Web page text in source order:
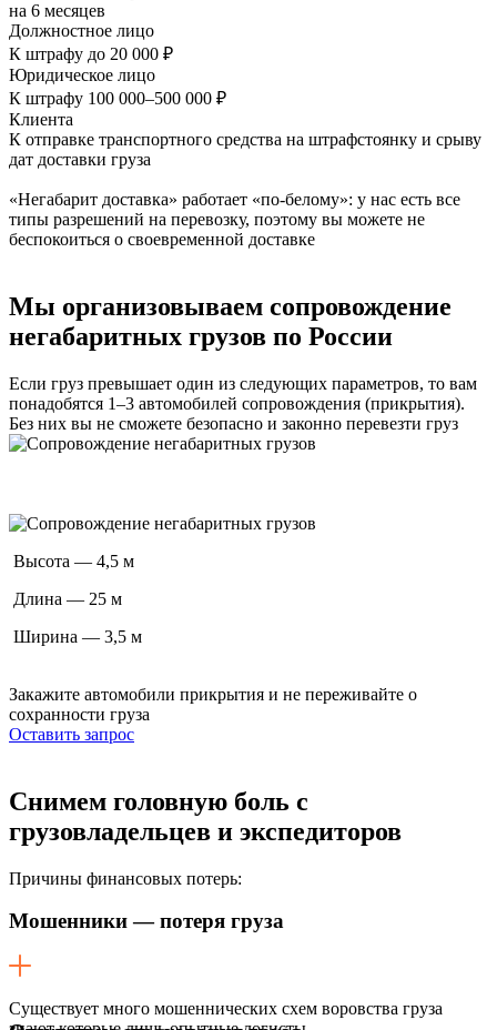
на 6 месяцев
Должностное лицо
К штрафу до 20 000 ₽
Юридическое лицо
К штрафу 100 000–500 000 ₽
Клиента
К отправке транспортного средства на штрафстоянку и срыву
дат доставки груза
«Негабарит доставка» работает «по-белому»: у нас есть все
типы разрешений на перевозку, поэтому вы можете не
беспокоиться о своевременной доставке
Мы организовываем сопровождение
негабаритных грузов по России
Если груз превышает один из следующих параметров, то вам
понадобятся 1–3 автомобилей сопровождения (прикрытия).
Без них вы не сможете безопасно и законно перевезти груз
Высота — 4,5 м
Длина — 25 м
Ширина — 3,5 м
Закажите автомобили прикрытия и не переживайте о
сохранности груза
Оставить запрос
Снимем головную боль с
грузовладельцев и экспедиторов
Причины финансовых потерь:
Мошенники — потеря груза
Существует много мошеннических схем воровства груза